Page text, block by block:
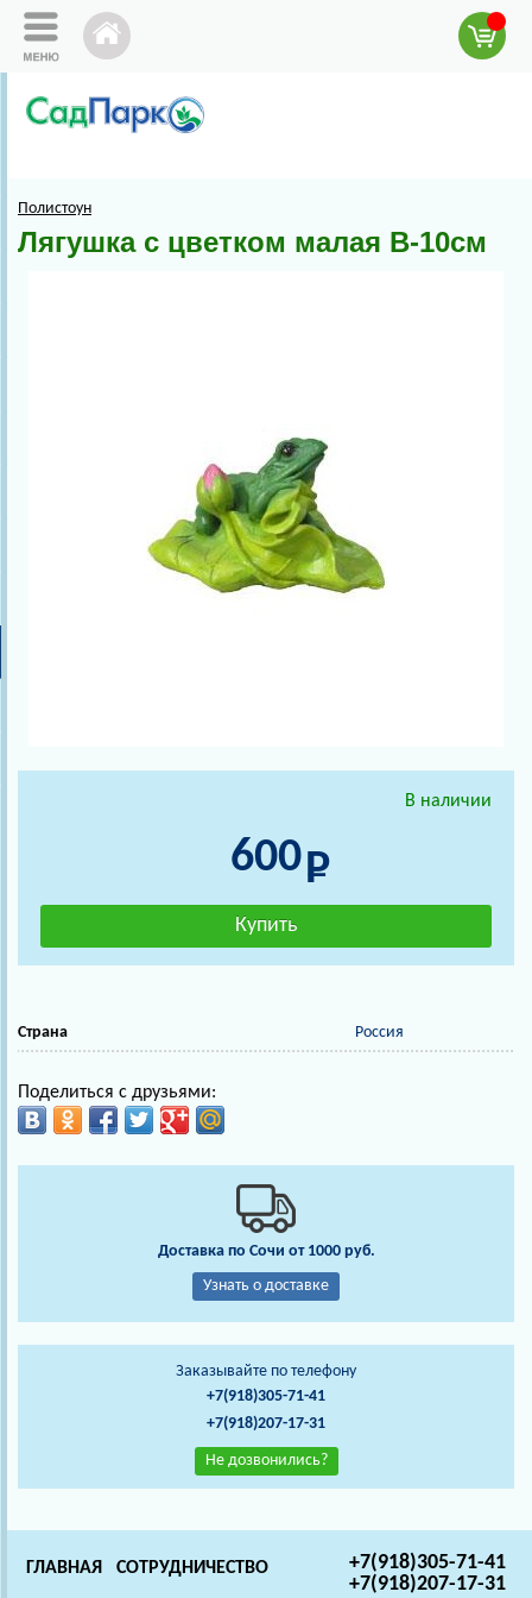
Полистоун
Лягушка с цветком малая В-10см
В наличии
600
Страна Россия
Поделиться с друзьями:
Доставка по Сочи от 1000 руб.
Узнать о доставке
Заказывайте по телефону
+7(918)305-71-41
+7(918)207-17-31
Не дозвонились?
+7(918)305-71-41
+7(918)207-17-31
ГЛАВНАЯ СОТРУДНИЧЕСТВО